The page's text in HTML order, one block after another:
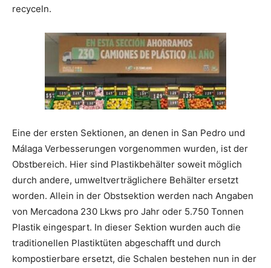
recyceln.
Eine der ersten Sektionen, an denen in San Pedro und
Málaga Verbesserungen vorgenommen wurden, ist der
Obstbereich. Hier sind Plastikbehälter soweit möglich
durch andere, umweltverträglichere Behälter ersetzt
worden. Allein in der Obstsektion werden nach Angaben
von Mercadona 230 Lkws pro Jahr oder 5.750 Tonnen
Plastik eingespart. In dieser Sektion wurden auch die
traditionellen Plastiktüten abgeschafft und durch
kompostierbare ersetzt, die Schalen bestehen nun in der